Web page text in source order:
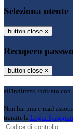
Seleziona utente
button close ×
Recupero
button close ×
all'indirizzo indicato con
Non hai una e-mail
tramite la Login Spaggiari